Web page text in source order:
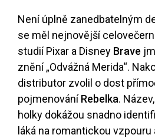
Není úplně zanedbatelným
se měl nejnovější
studií Pixar a Disney Brave
znění „Odvážná Merida“.
distributor zvolil o dost
pojmenováníRebelka.
holky dokážou snadno
láká na romantickou vzpouru